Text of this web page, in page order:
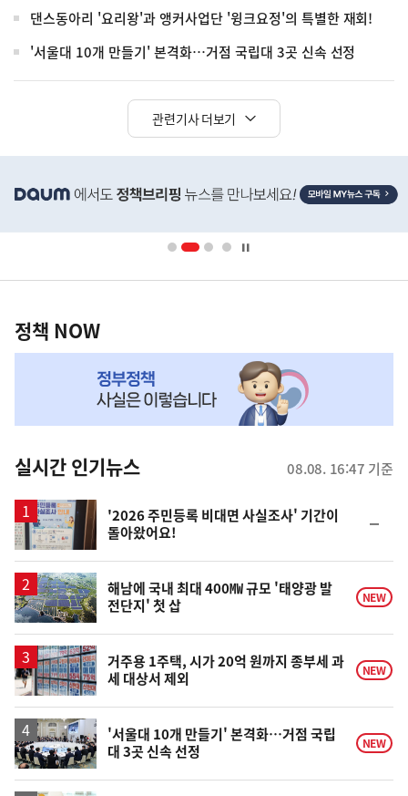
댄스동아리 '요리왕'과 앵커사업단 '윙크요정'의 특별한 재회!
'서울대 10개 만들기' 본격화…거점 국립대 3곳 신속 선정
관련기사 더보기
단
영
책
NOW,
뉴
스
정책 NOW
실시간 인기뉴스 08.08. 16:47 기준
'2026 주민등록 비대면 사실조사' 기간이
돌아왔어요!
일
해남에 국내 최대 400㎿ 규모 '태양광 발
전단지' 첫 삽
NEW
거주용 1주택, 시가 20억 원까지 종부세 과
세 대상서 제외
NEW
'서울대 10개 만들기' 본격화…거점 국립
대 3곳 신속 선정
NEW